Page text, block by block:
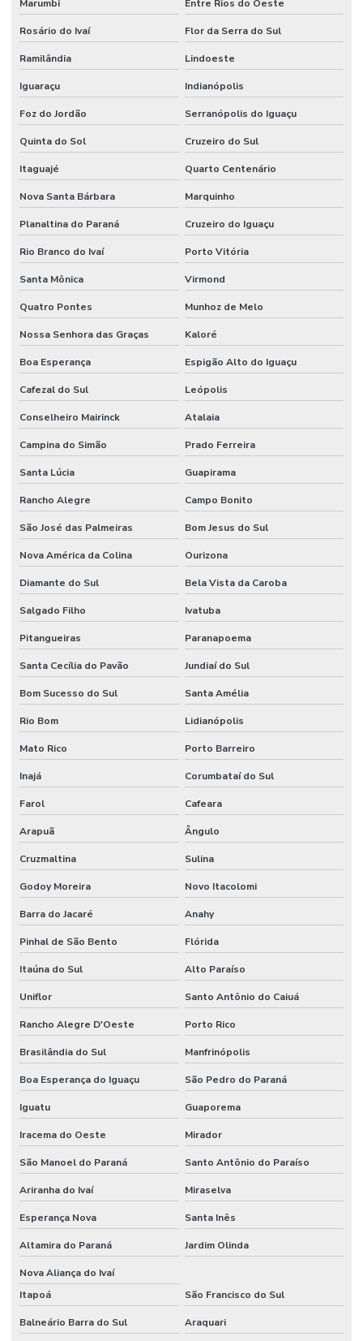
Marumbi Entre Rios do Oeste
Rosário do Ivaí Flor da Serra do Sul
Ramilândia Lindoeste
Iguaraçu Indianópolis
Foz do Jordão Serranópolis do Iguaçu
Quinta do Sol Cruzeiro do Sul
Itaguajé Quarto Centenário
Nova Santa Bárbara Marquinho
Planaltina do Paraná Cruzeiro do Iguaçu
Rio Branco do Ivaí Porto Vitória
Santa Mônica Virmond
Quatro Pontes Munhoz de Melo
Nossa Senhora das Graças Kaloré
Boa Esperança Espigão Alto do Iguaçu
Cafezal do Sul Leópolis
Conselheiro Mairinck Atalaia
Campina do Simão Prado Ferreira
Santa Lúcia Guapirama
Rancho Alegre Campo Bonito
São José das Palmeiras Bom Jesus do Sul
Nova América da Colina Ourizona
Diamante do Sul Bela Vista da Caroba
Salgado Filho Ivatuba
Pitangueiras Paranapoema
Santa Cecília do Pavão Jundiaí do Sul
Bom Sucesso do Sul Santa Amélia
Rio Bom Lidianópolis
Mato Rico Porto Barreiro
Inajá Corumbataí do Sul
Farol Cafeara
Arapuã Ângulo
Cruzmaltina Sulina
Godoy Moreira Novo Itacolomi
Barra do Jacaré Anahy
Pinhal de São Bento Flórida
Itaúna do Sul Alto Paraíso
Uniflor Santo Antônio do Caiuá
Rancho Alegre D'Oeste Porto Rico
Brasilândia do Sul Manfrinópolis
Boa Esperança do Iguaçu São Pedro do Paraná
Iguatu Guaporema
Iracema do Oeste Mirador
São Manoel do Paraná Santo Antônio do Paraíso
Ariranha do Ivaí Miraselva
Esperança Nova Santa Inês
Altamira do Paraná Jardim Olinda
Nova Aliança do Ivaí
Itapoá
São Francisco do Sul
Balneário Barra do Sul Araquari